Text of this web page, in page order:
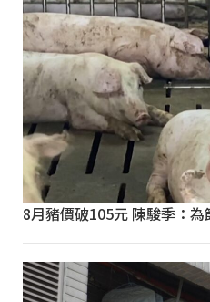
8月豬價破105元 陳駿季：為